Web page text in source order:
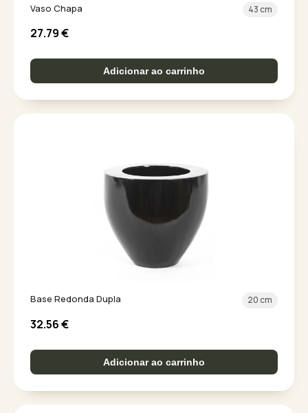
Vaso Chapa 43 cm
27.79€
Adicionar ao carrinho
Base Redonda Dupla 20 cm
32.56€
Adicionar ao carrinho